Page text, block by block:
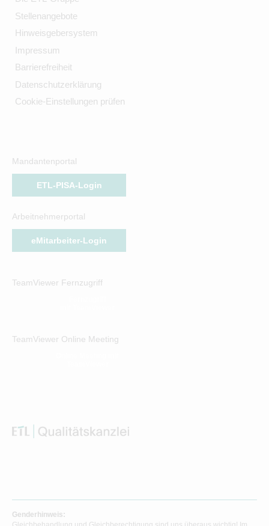
Stellenangebote
Hinweisgebersystem
Impressum
Barrierefreiheit
Datenschutzerklärung
Cookie-Einstellungen prüfen
Mandantenportal
ETL-PISA-Login
Arbeitnehmerportal
eMitarbeiter-Login
TeamViewer Fernzugriff
TeamViewer Online Meeting
Genderhinweis: